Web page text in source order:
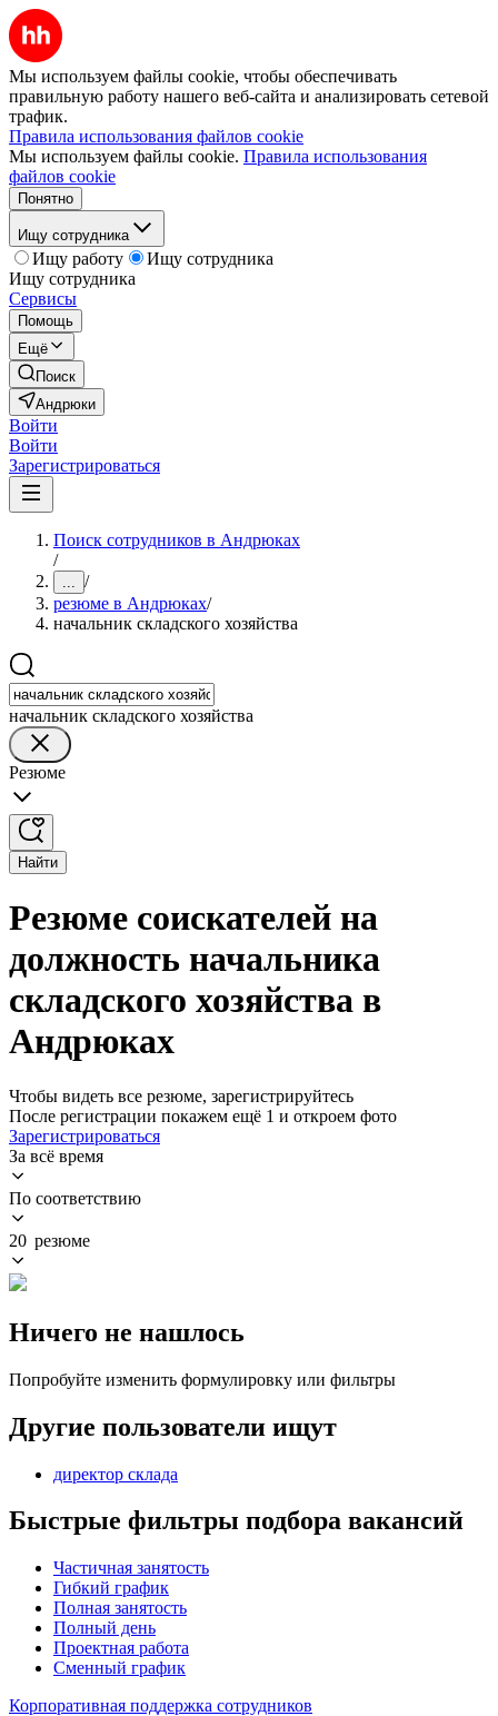
Мы используем файлы cookie, чтобы обеспечивать
правильную работу нашего веб-сайта и анализировать сетевой
трафик.
Правила использования файлов cookie
Мы используем файлы cookie. Правила использования
файлов cookie
Понятно
Ищу сотрудника
Ищу работу
Ищу сотрудника
Ищу сотрудника
Сервисы
Помощь
Ещё
Поиск
Андрюки
Войти
Войти
Зарегистрироваться
Поиск сотрудников в Андрюках
/
... /
резюме в Андрюках/
начальник складского хозяйства
начальник складского хозяйства
Резюме
Найти
Резюме соискателей на
должность начальника
складского хозяйства в
Андрюках
Чтобы видеть все резюме, зарегистрируйтесь
После регистрации покажем ещё 1 и откроем фото
Зарегистрироваться
За всё время
По соответствию
20 резюме
Ничего не нашлось
Попробуйте изменить формулировку или фильтры
Другие пользователи ищут
директор склада
Быстрые фильтры подбора вакансий
Частичная занятость
Гибкий график
Полная занятость
Полный день
Проектная работа
Сменный график
Корпоративная поддержка сотрудников